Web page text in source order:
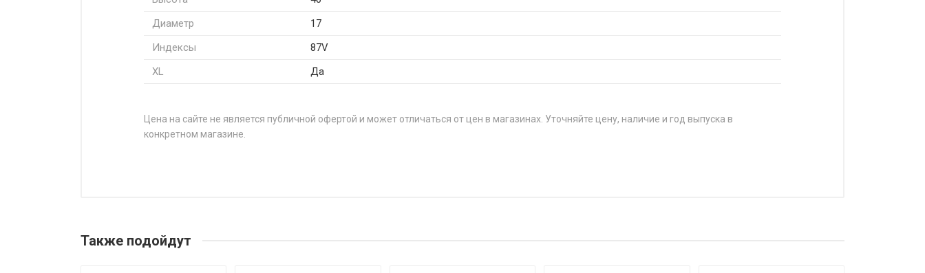
Диаметр
17
Индексы
87V
XL
Да
Цена на сайте не является публичной офертой и может отличаться от цен в магазинах. Уточняйте цену, наличие и год выпуска в
конкретном магазине.
Toyo PROXES Comfort 205/50R17 93W
Также подойдут